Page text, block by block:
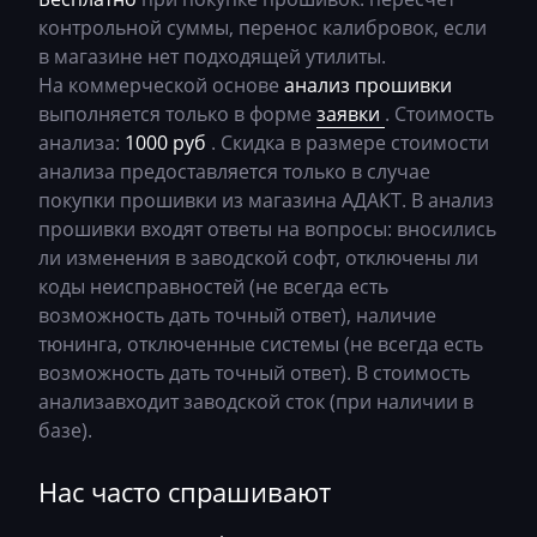
Chery
Chevrolet
Chrysler
Citroen
Claas
CMI
Comacchio
Cupra
Dacia
Daewoo
DAF
Bosch MED9.1.x
Bosch MED9.5.x
BOSCH MG1CA811
Bosch MG1CS001
Delphi DCM3.7
Delphi DCM6.2
DSG Temic
Marelli IAW4xx
Marelli IAW7GV
Siemens PCR2.1
0CW300043B_1601_OJEG_MJ743
0CW300047E_5260_OJFZ_C52MR1
0CW300047E_5261_OJFZ_C52MR1
0CW300047F_5261_ODGA_C52MR1
0CW300047S_5214_OJHK_C52MR1
0CW300047S_5267_OJHK_C52MR1
69R5710AM_getriebe_DSG_UgR5_C52SR1
v0693x590AM_getriebe_DSG_OJ3x_C90S
v0693y530AM_getriebe_DSG_cD3yC21S
v0693y590AM_getriebe_DSG_DD3y C90S
v0696e320AM___getriebe_DSG_cD6e_C90S
контрольной суммы, перенос калибровок, если
в магазине нет подходящей утилиты.
На коммерческой основе анализ прошивки
выполняется только в форме заявки . Стоимость
анализа: 1000 руб . Скидка в размере стоимости
анализа предоставляется только в случае
покупки прошивки из магазина АДАКТ. В анализ
прошивки входят ответы на вопросы: вносились
ли изменения в заводской софт, отключены ли
коды неисправностей (не всегда есть
возможность дать точный ответ), наличие
тюнинга, отключенные системы (не всегда есть
возможность дать точный ответ). В стоимость
анализавходит заводской сток (при наличии в
базе).
Нас часто спрашивают